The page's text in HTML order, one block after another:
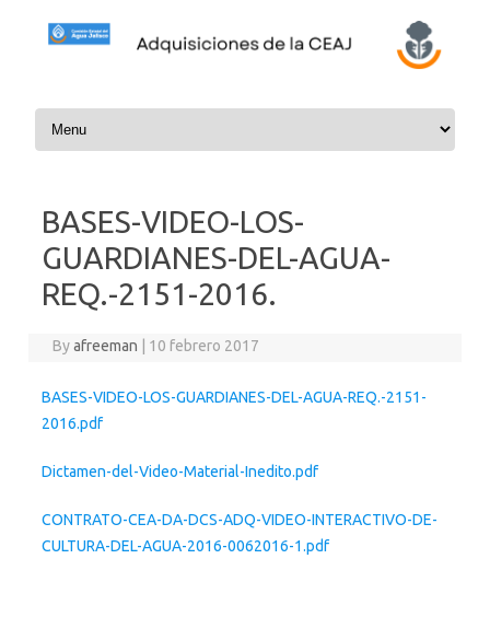
Skip to content
BASES-VIDEO-LOS-
GUARDIANES-DEL-AGUA-
REQ.-2151-2016.
Byafreeman 10 febrero 2017
BASES-VIDEO-LOS-GUARDIANES-DEL-AGUA-REQ.-2151-
2016.pdf
Dictamen-del-Video-Material-Inedito.pdf
CONTRATO-CEA-DA-DCS-ADQ-VIDEO-INTERACTIVO-DE-
CULTURA-DEL-AGUA-2016-0062016-1.pdf